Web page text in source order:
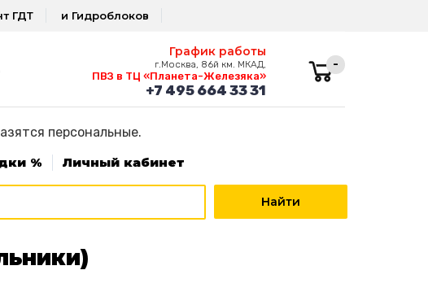
ГДТ и Гидроблоков
График работы
г.Москва, 86й км. МКАД,
ПВЗ в ТЦ «Планета-Железяка»
+7 495 664 33 31
-
персональные.
% Личный кабинет